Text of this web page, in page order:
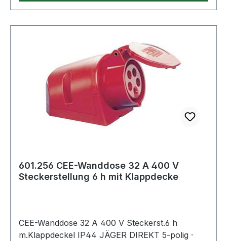
601.256 CEE-Wanddose 32 A 400 V
Steckerstellung 6 h mit Klappdecke
CEE-Wanddose 32 A 400 V Steckerst.6 h
m.Klappdeckel IP44 JÄGER DIREKT 5-polig ·